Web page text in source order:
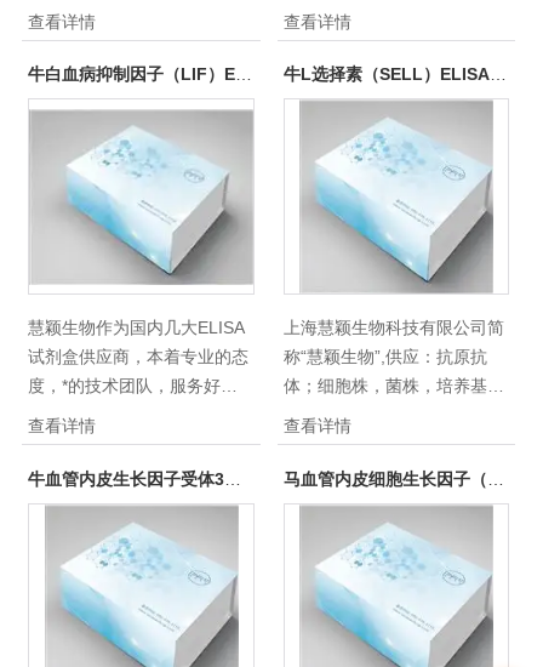
供应ELISA试剂盒|人ELISA试
剂盒|大鼠ELISA试剂盒|小鼠
ELISA试剂盒|白介素ELISA试
剂盒|上海ELISA试剂盒|进口
ELISA试剂盒|上海ELISA试剂
盒；购买试剂盒，免费待测，
可随时参观实验室，*的团
队，打造*的服务。
查看详情
一个科研酶免实验者；慧颖生
物供应的牛70kDa热休克蛋白
1A(HSPA1A)ELISA试剂盒，
高品质，重复性好、质量稳
定，独立包装。全国订购：
56980388！
查看详情
牛白血病抑制因子（LIF）ELISA试剂盒
慧颖生物作为国内几大ELISA
试剂盒供应商，本着专业的态
度，*的技术团队，服务好每
一个科研酶免实验者；慧颖生
物供应的牛白血病抑制因子
(LIF)ELISA试剂盒，高品质，
重复性好、质量稳定，独立包
装。全国订购： 56980388！
查看详情
牛L选择素（SELL）ELISA试剂盒
上海慧颖生物科技有限公司简
称“慧颖生物”,供应：抗原抗
体；细胞株，菌株，培养基，
分子生物学试剂等；化学检验
试剂，免疫学检验试剂(激
素，肿瘤标志物，自身免疫，
脂肪代谢，骨代谢等)，微生
物学检验试剂/组织细胞学检验
试剂，分子生物学检验试剂，
其它检验试剂。
查看详情